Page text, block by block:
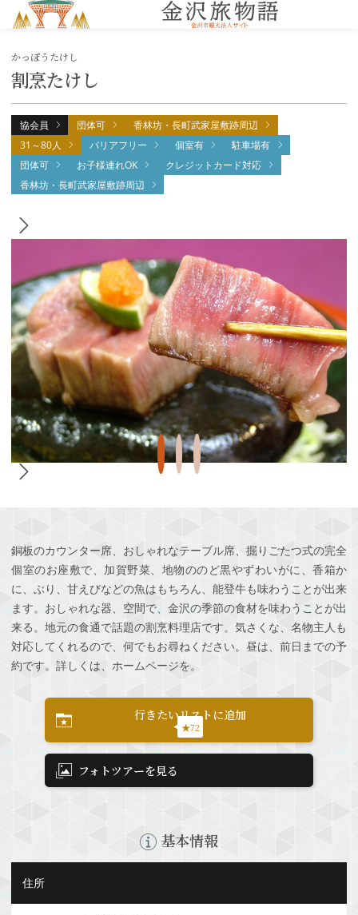
割烹たけし
かっぽうたけし
協会員 団体可
香林坊・長町武家屋敷跡周辺
31～80人
バリアフリー 個室有
駐車場有
団体可
お子様連れOK
クレジットカード対応
香林坊・長町武家屋敷跡周辺
銅板のカウンター席、おしゃれなテーブル席、掘りごたつ式の完全
個室のお座敷で、加賀野菜、地物ののど黒やずわいがに、香箱か
に、ぶり、甘えびなどの魚はもちろん、能登牛も味わうことが出来
ます。おしゃれな器、空間で、金沢の季節の食材を味わうことが出
来る。地元の食通で話題の割烹料理店です。気さくな、名物主人も
対応してくれるので、何でもお尋ねください。昼は、前日までの予
約です。詳しくは、ホームページを。
行きたいリストに追加
★72
フォトツアーを見る
基本情報
住所